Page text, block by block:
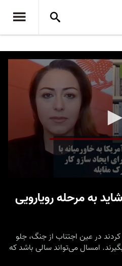
10به مرحله رویارویی
در عین اجتناب از جنگ، جلو
امسال می‌تواند سالی باشد که